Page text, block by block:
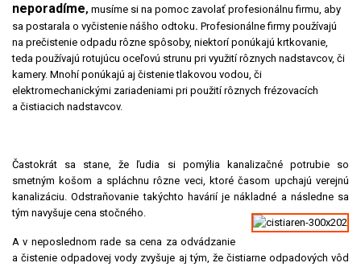
neporadíme, musíme si na pomoc zavolať profesionálnu firmu, aby
sa postarala o vyčistenie nášho odtoku. Profesionálne firmy používajú
na prečistenie odpadu rôzne spôsoby, niektorí ponúkajú krtkovanie,
teda používajú rotujúcu oceľovú strunu pri využití rôznych nadstavcov, či
kamery. Mnohí ponúkajú aj čistenie tlakovou vodou, či
elektromechanickými zariadeniami pri použití rôznych frézovacích
a čistiacich nadstavcov.
Častokrát sa stane, že ľudia si pomýlia kanalizačné potrubie so
smetným košom a spláchnu rôzne veci, ktoré časom upchajú verejnú
kanalizáciu. Odstraňovanie takýchto havárií je nákladné a následne sa
tým navyšuje cena stočného.
A v neposlednom rade sa cena za odvádzanie
a čistenie odpadovej vody zvyšuje aj tým, že čistiarne odpadových vôd